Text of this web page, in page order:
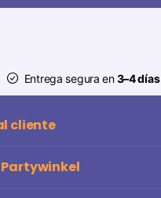
Entrega segura en3–4 días
cliente